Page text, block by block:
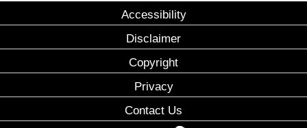
Accessibility
Disclaimer
Copyright
Privacy
Contact Us